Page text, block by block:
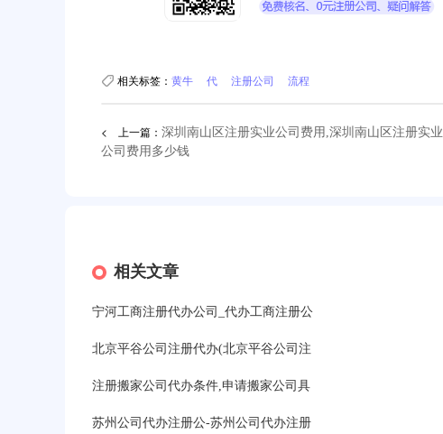
相关标签： 黄牛 代 注册公司 流程
< 上一篇： 深圳南山区注册实业公司费用,深圳南山区注册实业
公司费用多少钱
相关文章
宁河工商注册代办公司_代办工商注册公
北京平谷公司注册代办(北京平谷公司注
注册搬家公司代办条件,申请搬家公司具
苏州公司代办注册公-苏州公司代办注册